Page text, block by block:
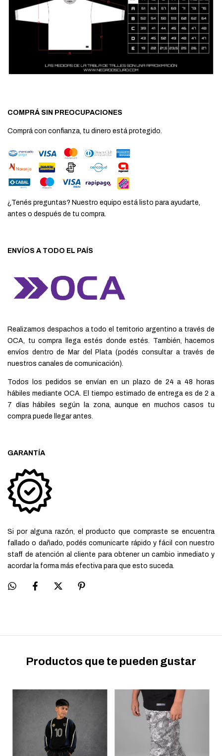
COMPRÁ SIN PREOCUPACIONES
Comprá con confianza, tu dinero está protegido.
¿Tenés preguntas? Nuestro equipo está listo para ayudarte,
antes o después de tu compra.
ENVÍOS A TODO EL PAÍS
Realizamos despachos a todo el territorio argentino a través de
OCA, tu compra llega estés donde estés. También, hacemos
envíos dentro de Mar del Plata (podés consultar a través de
nuestros canales de comunicación).
Todos los pedidos se envían en un plazo de 24 a 48 horas
hábiles mediante OCA. El tiempo estimado de entrega es de 2 a
7 días hábiles según la zona, aunque en muchos casos tu
compra puede llegar antes.
GARANTÍA
Si por alguna razón, el producto que compraste se encuentra
fallado o dañado, podés comunicarte rápido y fácil con nuestro
staff de atención al cliente para obtener un cambio inmediato y
acordar la forma más efectiva para que esto suceda.
Productos que te pueden gustar